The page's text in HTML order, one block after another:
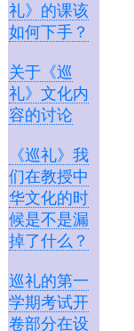
礼》的课该
如何下手？
关于《巡
礼》文化内
容的讨论
《巡礼》我
们在教授中
华文化的时
候是不是漏
掉了什么？
巡礼的第一
学期考试开
卷部分在设